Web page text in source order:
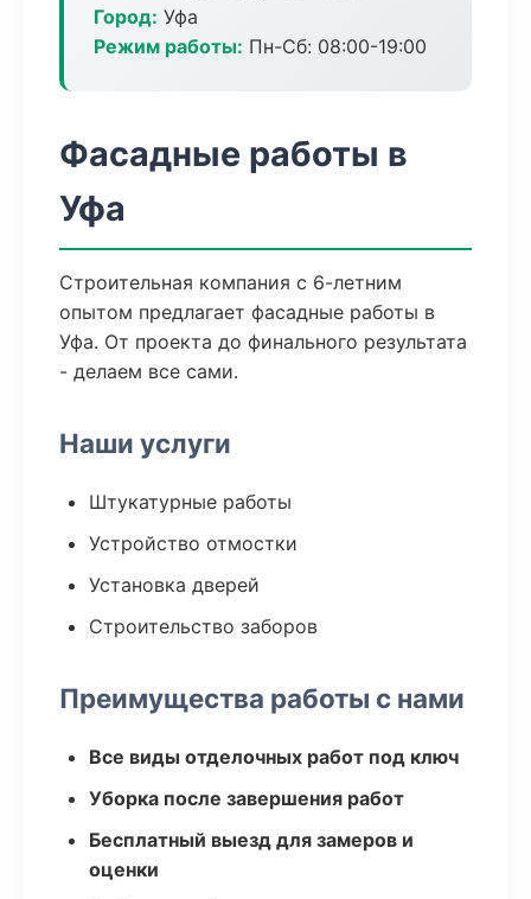
Город: Уфа
Режим работы: Пн-Сб: 08:00-19:00
Фасадные работы в
Уфа
Строительная компания с 6-летним
опытом предлагает фасадные работы в
Уфа. От проекта до финального результата
- делаем все сами.
Наши услуги
Штукатурные работы
Устройство отмостки
Установка дверей
Строительство заборов
Преимущества работы с нами
Все виды отделочных работ под ключ
Уборка после завершения работ
Бесплатный выезд для замеров и
оценки